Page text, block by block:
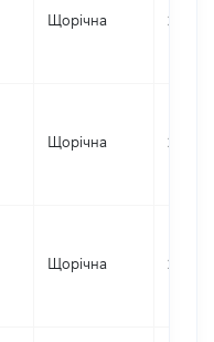
Щорічна 2025
Щорічна 2024
Щорічна 2023